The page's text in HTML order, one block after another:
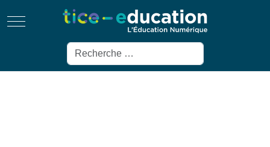
Mobile Menu Toggle
Rechercher